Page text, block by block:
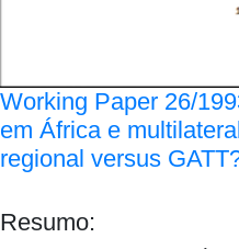
Working Paper 26/
em África e
regional versus
Resumo: